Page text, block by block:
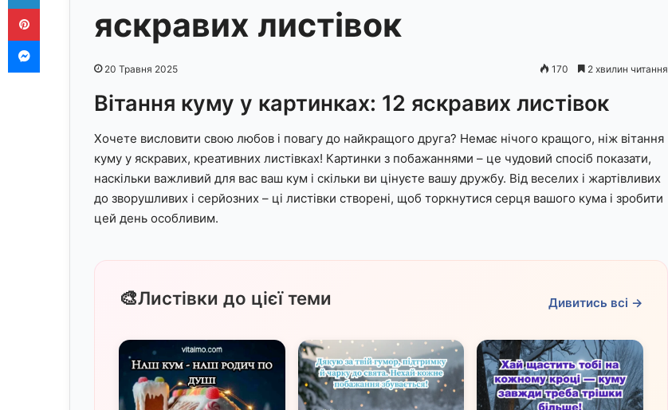
яскравих листівок
20 Травня 2025 170 2 хвилин читання
Вітання куму у картинках: 12 яскравих листівок
Хочете висловити свою любов і повагу до найкращого друга? Немає нічого кращого, ніж вітання
куму у яскравих, креативних листівках! Картинки з побажаннями – це чудовий спосіб показати,
наскільки важливий для вас ваш кум і скільки ви цінуєте вашу дружбу. Від веселих і жартівливих
до зворушливих і серйозних – ці листівки створені, щоб торкнутися серця вашого кума і зробити
цей день особливим.
🎨Листівки до цієї теми Дивитись всі →
Messenger